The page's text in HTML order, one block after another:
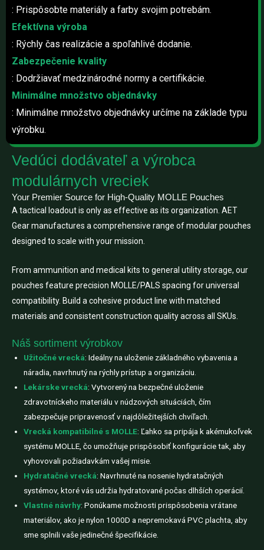
Vedúci dodávateľ a výrobca
modulárnych vreciek
Your Premier Source for High-Quality MOLLE Pouches
A tactical loadout is only as effective as its organization. AET
Gear manufactures a comprehensive range of modular pouches
designed to scale with your mission.
From ammunition and medical kits to general utility storage, our
pouches feature precision MOLLE/PALS spacing for universal
compatibility. Build a cohesive product line with matched
materials and consistent construction quality across all SKUs.
Náš sortiment výrobkov
Užitočné vrecká: Ideálny na uloženie základného vybavenia a
náradia, navrhnutý na rýchly prístup a organizáciu.
Lekárske vrecká: Vytvorený na bezpečné uloženie
zdravotníckeho materiálu v núdzových situáciách, čím
zabezpečuje pripravenosť v najdôležitejších chvíľach.
Vrecká kompatibilné s MOLLE: Ľahko sa pripája k akémukoľvek
systému MOLLE, čo umožňuje prispôsobiť konfigurácie tak, aby
vyhovovali požiadavkám vašej misie.
Hydratačné vrecká: Navrhnuté na nosenie hydratačných
systémov, ktoré vás udržia hydratované počas dlhších operácií.
Vlastné návrhy: Ponúkame možnosti prispôsobenia vrátane
materiálov, ako je nylon 1000D a nepremokavá PVC plachta, aby
sme splnili vaše jedinečné špecifikácie.
: Prispôsobte materiály a farby svojim potrebám.
Efektívna výroba
: Rýchly čas realizácie a spoľahlivé dodanie.
Zabezpečenie kvality
: Dodržiavať medzinárodné normy a certifikácie.
Minimálne množstvo objednávky
: Minimálne množstvo objednávky určíme na základe typu
výrobku.